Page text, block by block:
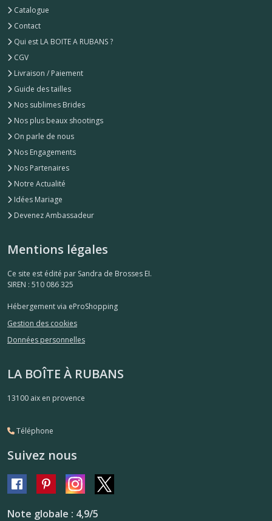
Catalogue
Contact
Qui est LA BOITE A RUBANS ?
CGV
Livraison / Paiement
Guide des tailles
Nos sublimes Brides
Nos plus beaux shootings
On parle de nous
Nos Engagements
Nos Partenaires
Notre Actualité
Idées Mariage
Devenez Ambassadeur
Mentions légales
Ce site est édité par Sandra de Brosses EI.
SIREN : 510 086 325
Hébergement via eProShopping
Gestion des cookies
Données personnelles
LA BOÎTE À RUBANS
13100 aix en provence
Téléphone
Suivez nous
Note globale : 4,9/5